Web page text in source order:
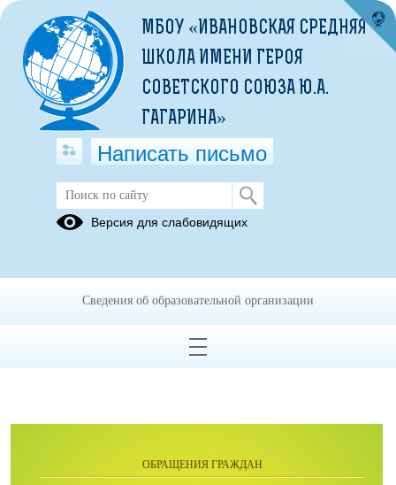
Работа с молодыми специалистами
Положение о наставничестве .pdf
ОБРАЩЕНИЯ ГРАЖДАН
МБОУ «ИВАНОВСКАЯ СРЕДНЯЯ
ШКОЛА ИМЕНИ ГЕРОЯ
СОВЕТСКОГО СОЮЗА Ю.А.
ГАГАРИНА»
Написать письмо
Версия для слабовидящих
Сведения об образовательной организации